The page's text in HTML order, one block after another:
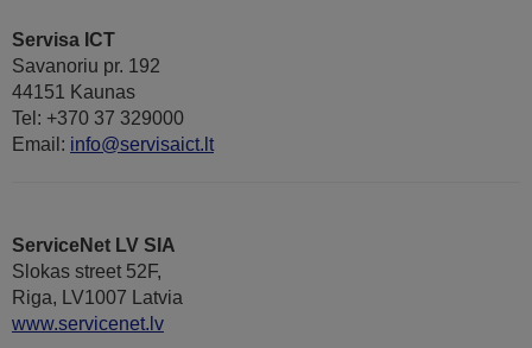
Servisa ICT
Savanoriu pr. 192
44151 Kaunas
Tel: +370 37 329000
Email: info@servisaict.lt
ServiceNet LV SIA
Slokas street 52F,
Riga, LV1007 Latvia
www.servicenet.lv